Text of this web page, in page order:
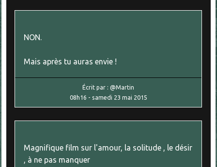
NON.
Mais après tu auras envie !
Écrit par :@Martin
08h16 - samedi 23 mai 2015
Magnifique film sur l'amour, la solitude , le désir
, à ne pas manquer